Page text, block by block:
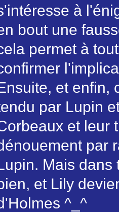
à
bout une
permet à
et enfin,
par Lupin
et leur
par
Mais dans
et Lily
^_^